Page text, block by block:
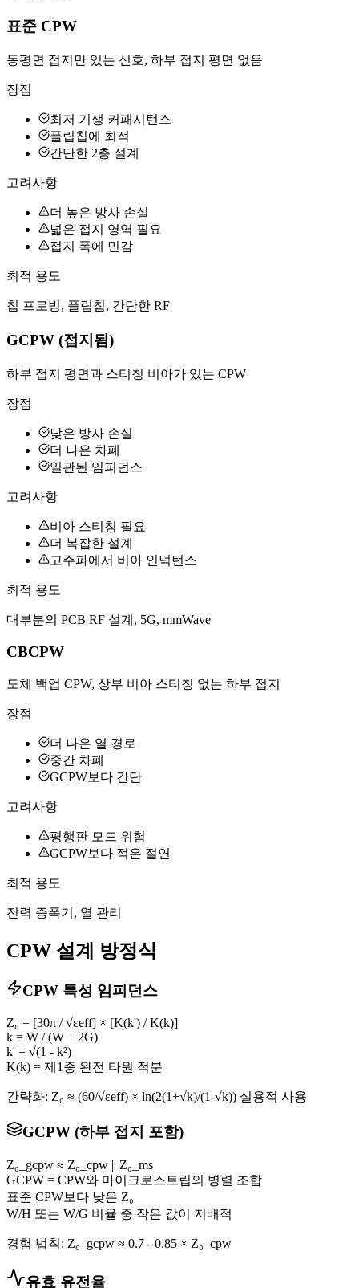
표준 CPW
동평면 접지만 있는 신호, 하부 접지 평면 없음
장점
최저 기생 커패시턴스
플립칩에 최적
간단한 2층 설계
고려사항
더 높은 방사 손실
넓은 접지 영역 필요
접지 폭에 민감
최적 용도
칩 프로빙, 플립칩, 간단한 RF
GCPW (접지됨)
하부 접지 평면과 스티칭 비아가 있는 CPW
장점
낮은 방사 손실
더 나은 차폐
일관된 임피던스
고려사항
비아 스티칭 필요
더 복잡한 설계
고주파에서 비아 인덕턴스
최적 용도
대부분의 PCB RF 설계, 5G, mmWave
CBCPW
도체 백업 CPW, 상부 비아 스티칭 없는 하부 접지
장점
더 나은 열 경로
중간 차폐
GCPW보다 간단
고려사항
평행판 모드 위험
GCPW보다 적은 절연
최적 용도
전력 증폭기, 열 관리
CPW 설계 방정식
CPW 특성 임피던스
Z₀ = [30π / √εeff] × [K(k') / K(k)]
k = W / (W + 2G)
k' = √(1 - k²)
K(k) = 제1종 완전 타원 적분
간략화: Z₀ ≈ (60/√εeff) × ln(2(1+√k)/(1-√k)) 실용적 사용
GCPW (하부 접지 포함)
Z₀_gcpw ≈ Z₀_cpw || Z₀_ms
GCPW = CPW와 마이크로스트립의 병렬 조합
표준 CPW보다 낮은 Z₀
W/H 또는 W/G 비율 중 작은 값이 지배적
경험 법칙: Z₀_gcpw ≈ 0.7 - 0.85 × Z₀_cpw
유효 유전율